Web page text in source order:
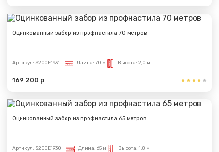
Оцинкованный забор из профнастила 70 метров
Артикул: S200E1931 Длина: 70 м Высота: 2,0 м
169 200 р
Оцинкованный забор из профнастила 65 метров
Артикул: S200E1930 Длина: 65 м Высота: 1,8 м